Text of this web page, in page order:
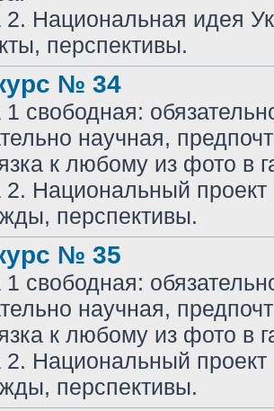
2. Национальная идея
перспективы.
№ 34
свободная:
научная,
к любому из фото в
2. Национальный
перспективы.
№ 35
свободная:
научная,
к любому из фото в
2. Национальный
перспективы.